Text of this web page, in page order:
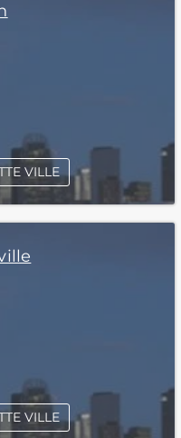
VILLE
VILLE